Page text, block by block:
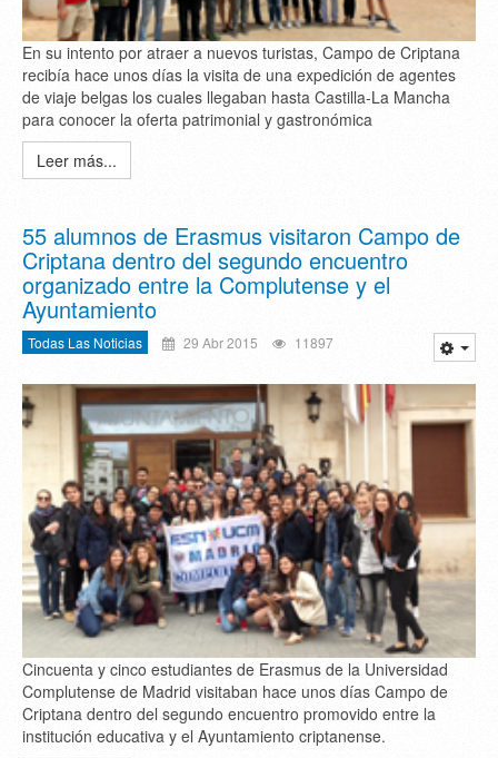
En su intento por atraer a nuevos turistas, Campo de Criptana
recibía hace unos días la visita de una expedición de agentes
de viaje belgas los cuales llegaban hasta Castilla-La Mancha
para conocer la oferta patrimonial y gastronómica
Leer más...
55 alumnos de Erasmus visitaron Campo de
Criptana dentro del segundo encuentro
organizado entre la Complutense y el
Ayuntamiento
Todas Las Noticias 29 Abr 2015 11897
Cincuenta y cinco estudiantes de Erasmus de la Universidad
Complutense de Madrid visitaban hace unos días Campo de
Criptana dentro del segundo encuentro promovido entre la
institución educativa y el Ayuntamiento criptanense.